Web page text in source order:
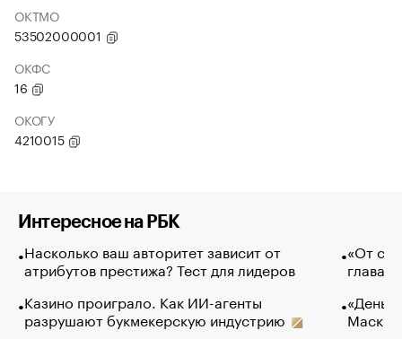
ОКТМО
53502000001
ОКФС
16
ОКОГУ
4210015
Интересное на РБК
Насколько ваш авторитет зависит от
атрибутов престижа? Тест для лидеров
Казино проиграло. Как ИИ-агенты
разрушают букмекерскую индустрию
«От
глава
Маск в